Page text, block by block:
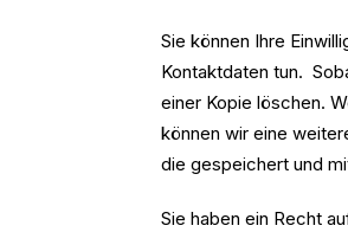
Sie können Ihre
Kontaktdaten tun.
einer Kopie löschen.
können wir eine
die gespeichert und
Sie haben ein Recht